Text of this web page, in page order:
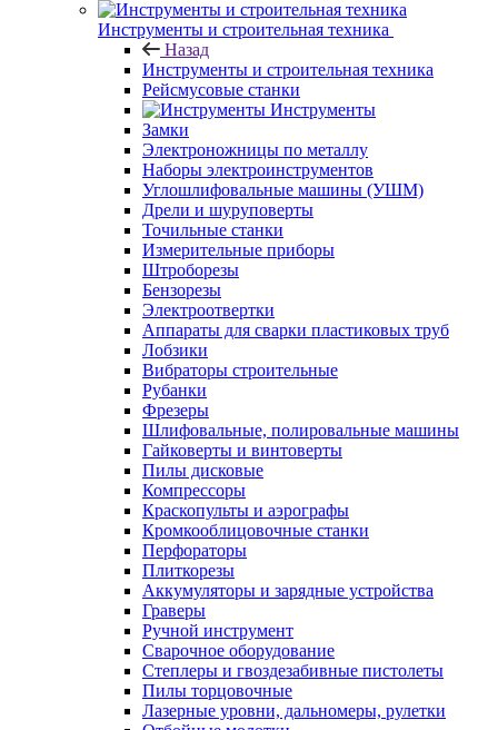
Инструменты и строительная техника
Назад
Инструменты и строительная техника
Рейсмусовые станки
Инструменты
Замки
Электроножницы по металлу
Наборы электроинструментов
Углошлифовальные машины (УШМ)
Дрели и шуруповерты
Точильные станки
Измерительные приборы
Штроборезы
Бензорезы
Электроотвертки
Аппараты для сварки пластиковых труб
Лобзики
Вибраторы строительные
Рубанки
Фрезеры
Шлифовальные, полировальные машины
Гайковерты и винтоверты
Пилы дисковые
Компрессоры
Краскопульты и аэрографы
Кромкооблицовочные станки
Перфораторы
Плиткорезы
Аккумуляторы и зарядные устройства
Граверы
Ручной инструмент
Сварочное оборудование
Степлеры и гвоздезабивные пистолеты
Пилы торцовочные
Лазерные уровни, дальномеры, рулетки